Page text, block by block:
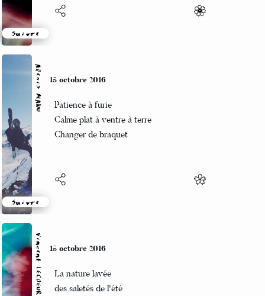
Suivre
Alexis MANU
Suivre
12 octobre 2016
Mais oui mon poussin
A ce soir et mange bien
Sacré Charlemagne
Vincent LECŒUR 12 octobre 2016
C'est sur ce pan de mont
Que je m'émerveille